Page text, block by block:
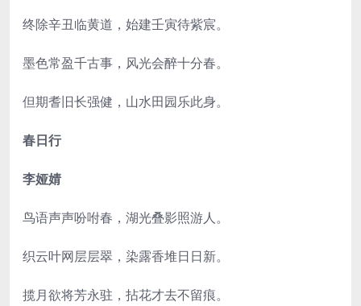
终除辛丑临黄道，始建壬寅待紫宸。
墨色常盈千古事，风光会醉十分春。
但期耆旧长强健，山水田园乐此身。
春日行
李娅婧
鸟语声声吩咐春，湖光叠影照游人。
织云叶网层层翠，染露香堆日日新。
揽月欲将芳永驻，拈花才去不留痕。